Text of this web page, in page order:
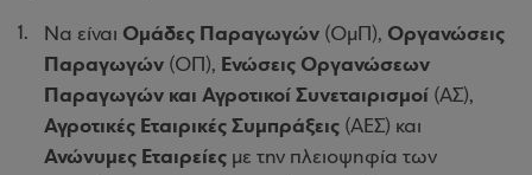
Να είναι Ομάδες Παραγωγών (ΟμΠ), Οργανώσεις
Παραγωγών (ΟΠ), Ενώσεις Οργανώσεων
Παραγωγών και Αγροτικοί Συνεταιρισμοί (ΑΣ),
Αγροτικές Εταιρικές Συμπράξεις (ΑΕΣ) και
Ανώνυμες Εταιρείες με την πλειοψηφία των